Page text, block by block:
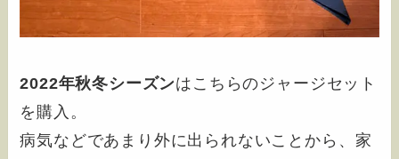
2022年秋冬シーズンはこちらのジャージセット
を購入。
病気などであまり外に出られないことから、家